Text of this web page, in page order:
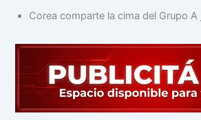
Corea comparte la cima del Grupo